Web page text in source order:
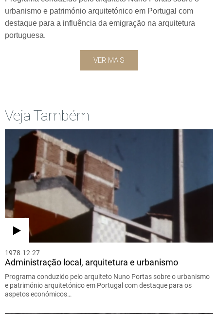
urbanismo e património arquitetónico em Portugal com
destaque para a influência da emigração na arquitetura
portuguesa.
VER MAIS
Veja Também
1978-12-27
Administração local, arquitetura e urbanismo
Programa conduzido pelo arquiteto Nuno Portas sobre o urbanismo
e património arquitetónico em Portugal com destaque para os
aspetos económicos…